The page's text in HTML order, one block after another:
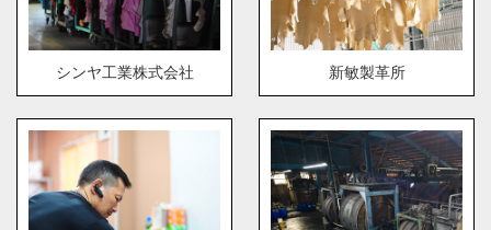
シンヤ工業株式会社 新敏製革所